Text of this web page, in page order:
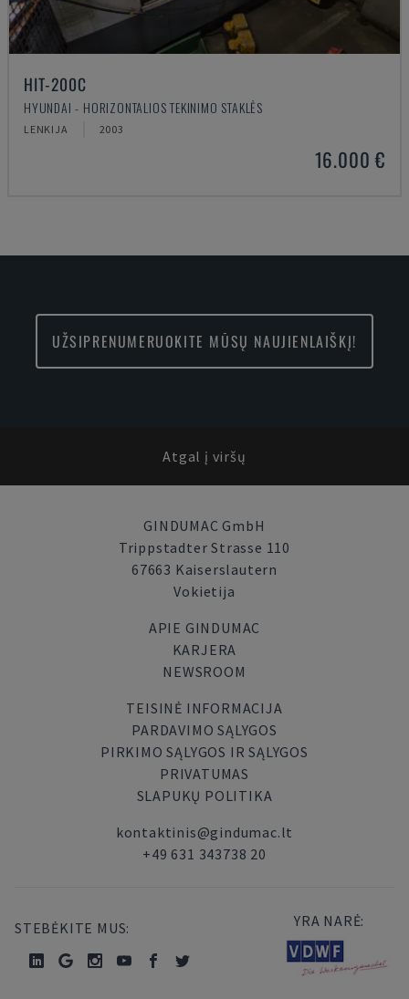
HIT-200C
HYUNDAI - HORIZONTALIOS TEKINIMO STAKLĖS
LENKIJA 2003
16.000 €
UŽSIPRENUMERUOKITE MŪSŲ NAUJIENLAIŠKĮ!
Atgal į viršų
GINDUMAC GmbH
Trippstadter Strasse 110
67663 Kaiserslautern
Vokietija
APIE GINDUMAC
KARJERA
NEWSROOM
TEISINĖ INFORMACIJA
PARDAVIMO SĄLYGOS
PIRKIMO SĄLYGOS IR SĄLYGOS
PRIVATUMAS
SLAPUKŲ POLITIKA
kontaktinis@gindumac.lt
+49 631 343738 20
STEBĖKITE MUS: YRA NARĖ: